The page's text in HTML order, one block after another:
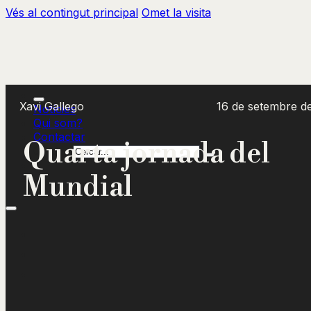
Vés al contingut principal Omet la visita
Notícies
Qui som?
Contactar
Cercar
Xavi Gallego 16 de setembre de
Quarta jornada del
Mundial